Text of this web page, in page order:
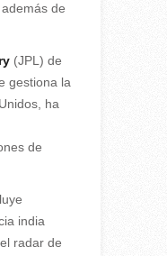
de
(JPL) de
gestiona la
ha
de
india
radar de